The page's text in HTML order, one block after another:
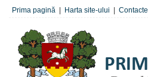
Prima pagină Harta site-ului Contacte